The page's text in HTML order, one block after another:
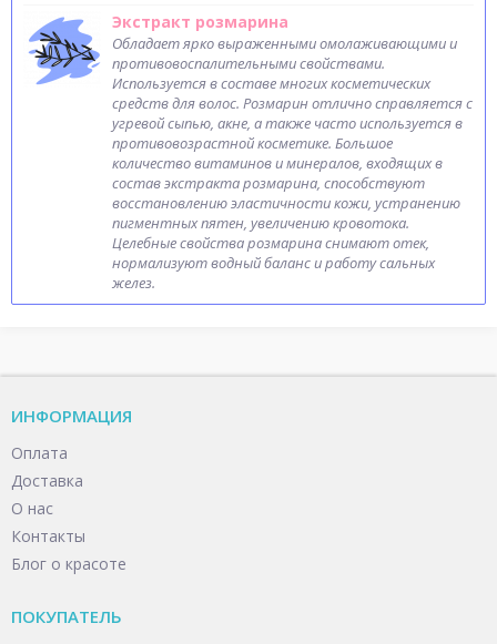
Экстракт розмарина
Обладает ярко выраженными омолаживающими и
противовоспалительными свойствами.
Используется в составе многих косметических
средств для волос. Розмарин отлично справляется с
угревой сыпью, акне, а также часто используется в
противовозрастной косметике. Большое
количество витаминов и минералов, входящих в
состав экстракта розмарина, способствуют
восстановлению эластичности кожи, устранению
пигментных пятен, увеличению кровотока.
Целебные свойства розмарина снимают отек,
нормализуют водный баланс и работу сальных
желез.
ИНФОРМАЦИЯ
Оплата
Доставка
О нас
Контакты
Блог о красоте
ПОКУПАТЕЛЬ